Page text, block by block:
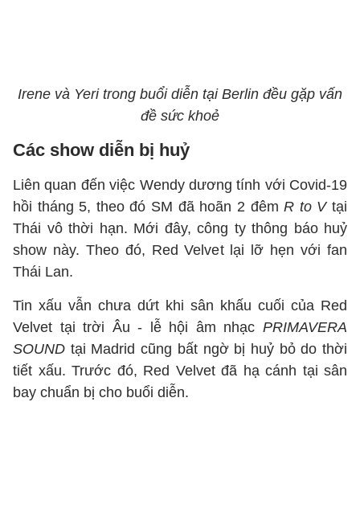
Irene và Yeri trong buổi diễn tại Berlin đều gặp vấn
đề sức khoẻ
Các show diễn bị huỷ
Liên quan đến việc Wendy dương tính với Covid-19
hồi tháng 5, theo đó SM đã hoãn 2 đêmR to Vtại
Thái vô thời hạn. Mới đây, công ty thông báo huỷ
show này. Theo đó, Red Velvet lại lỡ hẹn với fan
Thái Lan.
Tin xấu vẫn chưa dứt khi sân khấu cuối của Red
Velvet tại trời Âu - lễ hội âm nhạc PRIMAVERA
SOUND tại Madrid cũng bất ngờ bị huỷ bỏ do thời
tiết xấu. Trước đó, Red Velvet đã hạ cánh tại sân
bay chuẩn bị cho buổi diễn.